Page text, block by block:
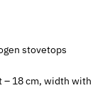
stovetops
– 18 cm, width with